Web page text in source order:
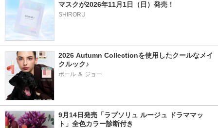
マスクが2026年11月1日（日）発売！
SHIRORU
2026 Autumn Collectionを使用したクールなメイ
クルック♪
ポール ＆ ジョー
9月14日発売「ラプソリュ ルージュ ドラママッ
ト」全色カラー診断付き